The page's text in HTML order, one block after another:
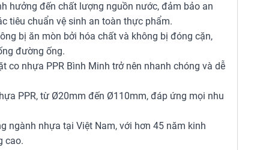
hưởng đến chất lượng nguồn nước, đảm bảo an
tiêu chuẩn vệ sinh an toàn thực phẩm.
bị ăn mòn bởi hóa chất và không bị đóng cặn,
đường ống.
co nhựa PPR Bình Minh trở nên nhanh chóng và dễ
PPR, từ Ø20mm đến Ø110mm, đáp ứng mọi nhu
ngành nhựa tại Việt Nam, với hơn 45 năm kinh
cao.